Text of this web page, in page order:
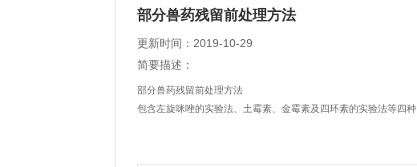
部分兽药残留前处理方法
更新时间：2019-10-29
简要描述：
部分兽药残留前处理方法
包含左旋咪唑的实验法、土霉素、金霉素及四环素的实验法等四种